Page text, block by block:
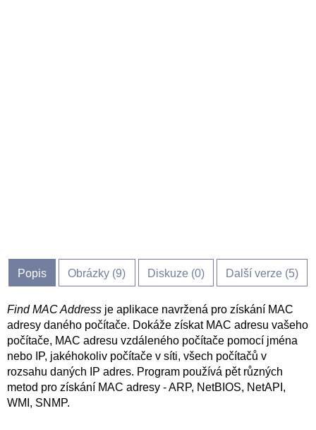
Popis Obrázky (9) Diskuze (0) Další verze (5)
Find MAC Address je aplikace navržená pro získání MAC
adresy daného počítače. Dokáže získat MAC adresu vašeho
počítače, MAC adresu vzdáleného počítače pomocí jména
nebo IP, jakéhokoliv počítače v síti, všech počítačů v
rozsahu daných IP adres. Program používá pět různých
metod pro získání MAC adresy - ARP, NetBIOS, NetAPI,
WMI, SNMP.